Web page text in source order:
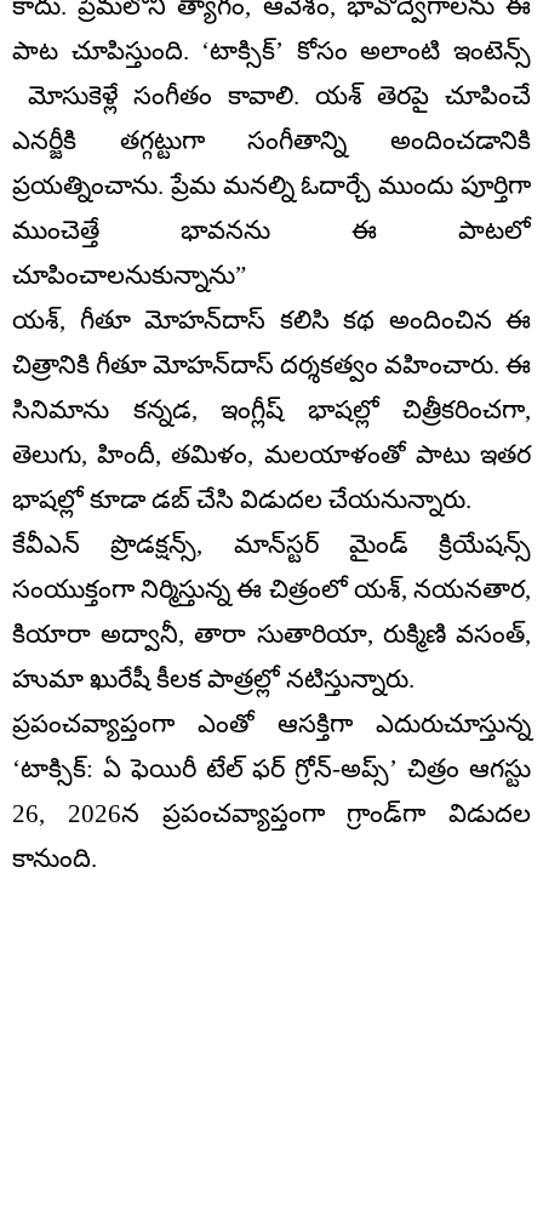
కాదు. ప్రేమలోని త్యాగం, ఆవేశం, భావోద్వేగాలను ఈ
పాట చూపిస్తుంది. ‘టాక్సిక్’ కోసం అలాంటి ఇంటెన్స్
మోసుకెళ్లే సంగీతం కావాలి. యశ్ తెరపై చూపించే
ఎనర్జీకి తగ్గట్టుగా సంగీతాన్ని అందించడానికి
ప్రయత్నించాను. ప్రేమ మనల్ని ఓదార్చే ముందు పూర్తిగా
ముంచెత్తే భావనను ఈ పాటలో
చూపించాలనుకున్నాను”
యశ్, గీతూ మోహన్‌దాస్ కలిసి కథ అందించిన ఈ
చిత్రానికి గీతూ మోహన్‌దాస్ దర్శకత్వం వహించారు. ఈ
సినిమాను కన్నడ, ఇంగ్లీష్ భాషల్లో చిత్రీకరించగా,
తెలుగు, హిందీ, తమిళం, మలయాళంతో పాటు ఇతర
భాషల్లో కూడా డబ్ చేసి విడుదల చేయనున్నారు.
కేవీఎన్ ప్రొడక్షన్స్, మాన్‌స్టర్ మైండ్ క్రియేషన్స్
సంయుక్తంగా నిర్మిస్తున్న ఈ చిత్రంలో యశ్, నయనతార,
కియారా అద్వానీ, తారా సుతారియా, రుక్మిణి వసంత్,
హుమా ఖురేషీ కీలక పాత్రల్లో నటిస్తున్నారు.
ప్రపంచవ్యాప్తంగా ఎంతో ఆసక్తిగా ఎదురుచూస్తున్న
‘టాక్సిక్: ఏ ఫెయిరీ టేల్ ఫర్ గ్రోన్-అప్స్’ చిత్రం ఆగస్టు
26, 2026న ప్రపంచవ్యాప్తంగా గ్రాండ్‌గా విడుదల
కానుంది.